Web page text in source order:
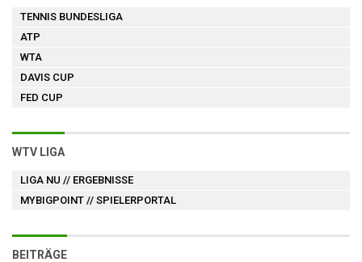
TENNIS BUNDESLIGA
ATP
WTA
DAVIS CUP
FED CUP
WTV LIGA
LIGA NU // ERGEBNISSE
MYBIGPOINT // SPIELERPORTAL
BEITRÄGE